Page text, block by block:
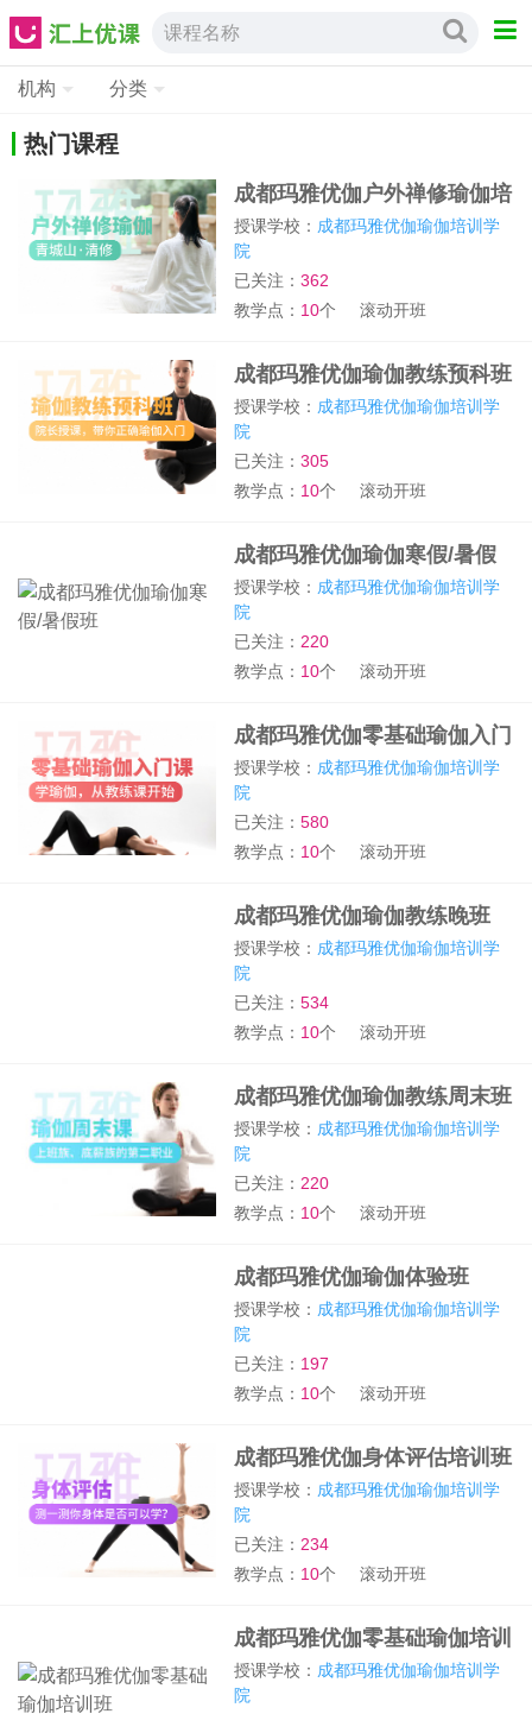
课程名称
机构 分类
热门课程
成都玛雅优伽户外禅修瑜伽培
训班
授课学校： 成都玛雅优伽瑜伽培训学
院
已关注：362
教学点： 10个 滚动开班
成都玛雅优伽瑜伽教练预科班
授课学校： 成都玛雅优伽瑜伽培训学
院
已关注：305
教学点： 10个 滚动开班
成都玛雅优伽瑜伽寒假/暑假
班
授课学校： 成都玛雅优伽瑜伽培训学
院
已关注： 220
教学点： 10个 滚动开班
成都玛雅优伽零基础瑜伽入门
培训班
授课学校： 成都玛雅优伽瑜伽培训学
院
已关注：580
教学点： 10个 滚动开班
成都玛雅优伽瑜伽教练晚班
授课学校： 成都玛雅优伽瑜伽培训学
院
已关注：534
教学点： 10个 滚动开班
成都玛雅优伽瑜伽教练周末班
授课学校： 成都玛雅优伽瑜伽培训学
院
已关注： 220
教学点： 10个 滚动开班
成都玛雅优伽瑜伽体验班
授课学校： 成都玛雅优伽瑜伽培训学
院
已关注： 197
教学点： 10个 滚动开班
成都玛雅优伽身体评估培训班
授课学校： 成都玛雅优伽瑜伽培训学
院
已关注： 234
教学点： 10个 滚动开班
成都玛雅优伽零基础瑜伽培训
班
授课学校： 成都玛雅优伽瑜伽培训学
院